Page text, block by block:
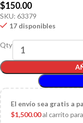
$150.00
SKU: 63379
17 disponibles
Qty
El envío sea gratis a
$1,500.00al carrito